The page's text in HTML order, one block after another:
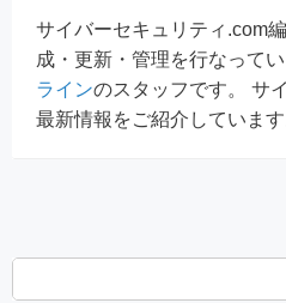
サイバーセキュリティ.com
成・更新・管理を行なって
ラインのスタッフです。 サ
最新情報をご紹介しています